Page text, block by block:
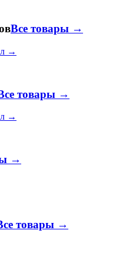
Все товары →
→
товары →
→
→
товары →